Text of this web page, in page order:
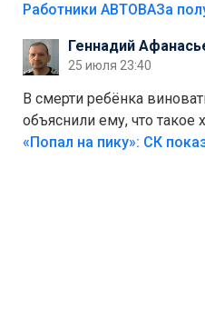
на предприятии.
Работники АВТОВАЗа
Геннадий
25 июля 23:40
В смерти ребёнка
объяснили ему, что такое
Лезть через такой